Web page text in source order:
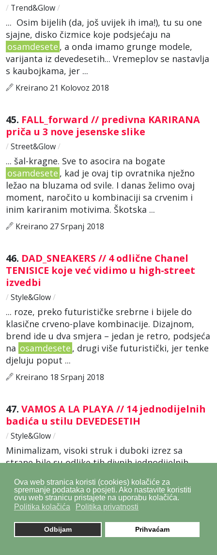
Ova web stranica koristi (cookies) kolačiće za
spremanje podataka o posjeti. Ako nastavite koristiti
ovu web stranicu pristajete na uporabu kolačića.
Politika kolačića
Politika privatnosti
Odbijam Prihvaćam
/ Trend&Glow/
... Osim bijelih (da, još uvijek ih ima!), tu su one
sjajne, disko čizmice koje podsjećaju na
osamdesete , a onda imamo grunge modele,
varijanta iz devedesetih... Vremeplov se nastavlja
s kaubojkama, jer ...
Kreirano 21 Kolovoz 2018
45. FALL_forward // predivna KARIRANA
priča u 3 nove jesenske slike
/ Street&Glow/
... šal-kragne. Sve to asocira na bogate
osamdesete , kad je ovaj tip ovratnika nježno
ležao na bluzama od svile. I danas želimo ovaj
moment, naročito u kombinaciji sa crvenim i
inim kariranim motivima. Škotska ...
Kreirano 27 Srpanj 2018
46. DAD_SNEAKERS // 4 odlične Chanel
TENISICE koje već vidimo u high-street
izvedbi
/ Style&Glow/
... roze, preko futurističke srebrne i bijele do
klasične crveno-plave kombinacije. Dizajnom,
brend ide u dva smjera – jedan je retro, podsjeća
na osamdesete , drugi više futuristički, jer tenke
djeluju poput ...
Kreirano 18 Srpanj 2018
47. VAMOS A LA PLAYA // 14 jednodijelnih
badića u stilu DEVEDESETIH
/ Style&Glow/
Minimalizam, visoki struk i duboki izrez sa
strane bile su odlike tih divnih jednodijelnih
vraća na scenu, okrećemo se atraktivnim
krojevima na koje se furaju ...